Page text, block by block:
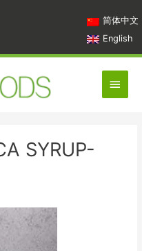
简体中文
English
主
菜
SYRUP​-